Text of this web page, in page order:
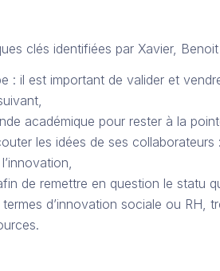
clés identifiées par Xavier,
: il est important de valider et
académique pour rester à la
les idées de ses
de remettre en question le statu
d’innovation sociale ou RH,